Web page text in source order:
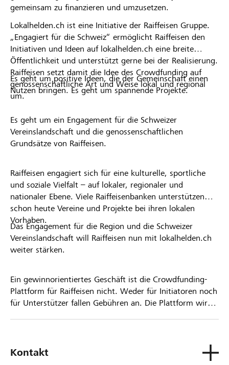
gemeinsam zu finanzieren und umzusetzen.
Lokalhelden.ch ist eine Initiative der Raiffeisen Gruppe.
„Engagiert für die Schweiz“ ermöglicht Raiffeisen den
Initiativen und Ideen auf lokalhelden.ch eine breite
Öffentlichkeit und unterstützt gerne bei der Realisierung.
Raiffeisen setzt damit die Idee des Crowdfunding auf
genossenschaftliche Art und Weise lokal und regional
um.
Es geht um positive Ideen, die der Gemeinschaft einen
Nutzen bringen. Es geht um spannende Projekte.
Es geht um ein Engagement für die Schweizer
Vereinslandschaft und die genossenschaftlichen
Grundsätze von Raiffeisen.
Raiffeisen engagiert sich für eine kulturelle, sportliche
und soziale Vielfalt – auf lokaler, regionaler und
nationaler Ebene. Viele Raiffeisenbanken unterstützen
schon heute Vereine und Projekte bei ihren lokalen
Vorhaben.
Das Engagement für die Region und die Schweizer
Vereinslandschaft will Raiffeisen nun mit lokalhelden.ch
weiter stärken.
Ein gewinnorientiertes Geschäft ist die Crowdfunding-
Plattform für Raiffeisen nicht. Weder für Initiatoren noch
für Unterstützer fallen Gebühren an. Die Plattform wird
Kontakt